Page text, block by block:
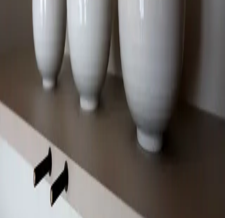
ASTY
机舱
松坡区加乐洞 99 号
韩国首尔